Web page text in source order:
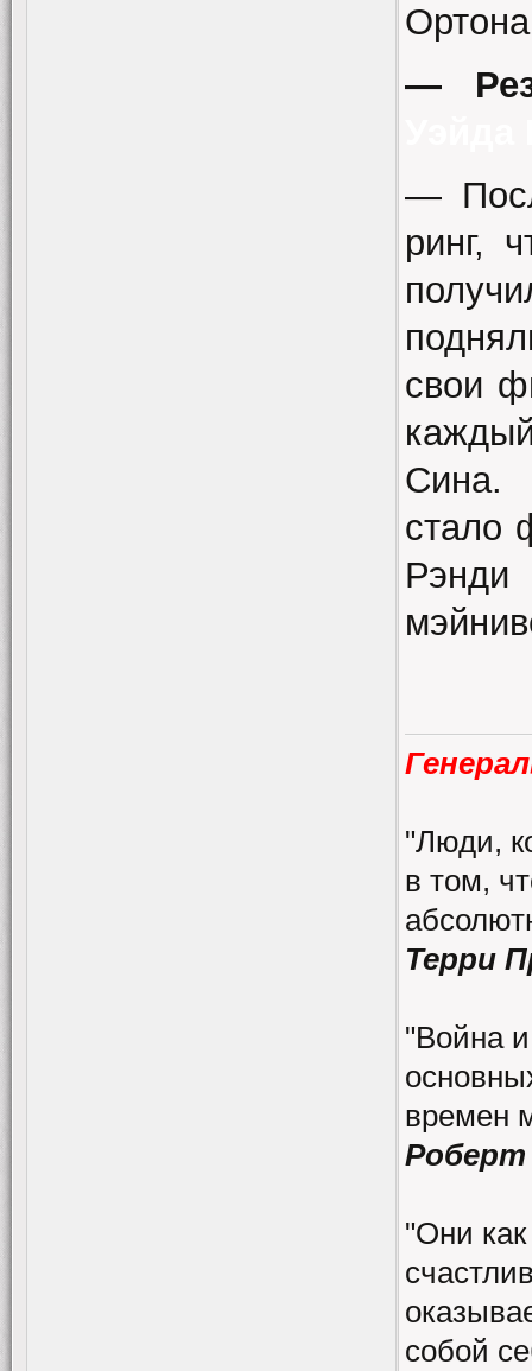
—
—
ринг,
свои
Сина.
стало
Рэнди
"Люди,
в том,
Терри
"Война
времен
"Они
собой